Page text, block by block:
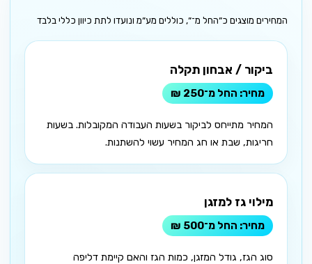
המחירים מוצגים כ״החל מ־״, כוללים מע״מ ונועדו לתת כיוון כללי בלבד
ביקור / אבחון תקלה
החל מ־250 ₪
המחיר מתייחס לביקור בשעות העבודה המקובלות. בשעות
חריגות, שבת או חג המחיר עשוי להשתנות.
מילוי גז למזגן
החל מ־500 ₪
סוג הגז, גודל המזגן, כמות הגז והאם קיימת דליפה